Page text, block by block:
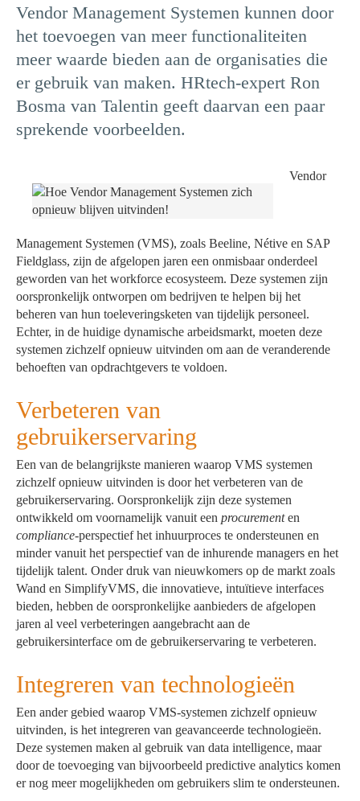
Vendor Management Systemen kunnen door
het toevoegen van meer functionaliteiten
meer waarde bieden aan de organisaties die
er gebruik van maken. HRtech-expert Ron
Bosma van Talentin geeft daarvan een paar
sprekende voorbeelden.
Vendor
Management Systemen (VMS), zoals Beeline, Nétive en SAP
Fieldglass, zijn de afgelopen jaren een onmisbaar onderdeel
geworden van het workforce ecosysteem. Deze systemen zijn
oorspronkelijk ontworpen om bedrijven te helpen bij het
beheren van hun toeleveringsketen van tijdelijk personeel.
Echter, in de huidige dynamische arbeidsmarkt, moeten deze
systemen zichzelf opnieuw uitvinden om aan de veranderende
behoeften van opdrachtgevers te voldoen.
Verbeteren van
gebruikerservaring
Een van de belangrijkste manieren waarop VMS systemen
zichzelf opnieuw uitvinden is door het verbeteren van de
gebruikerservaring. Oorspronkelijk zijn deze systemen
ontwikkeld om voornamelijk vanuit eenprocurementen
compliance-perspectief het inhuurproces te ondersteunen en
minder vanuit het perspectief van de inhurende managers en het
tijdelijk talent. Onder druk van nieuwkomers op de markt zoals
Wand en SimplifyVMS, die innovatieve, intuïtieve interfaces
bieden, hebben de oorspronkelijke aanbieders de afgelopen
jaren al veel verbeteringen aangebracht aan de
gebruikersinterface om de gebruikerservaring te verbeteren.
Integreren van technologieën
Een ander gebied waarop VMS-systemen zichzelf opnieuw
uitvinden, is het integreren van geavanceerde technologieën.
Deze systemen maken al gebruik van data intelligence, maar
door de toevoeging van bijvoorbeeld predictive analytics komen
er nog meer mogelijkheden om gebruikers slim te ondersteunen.